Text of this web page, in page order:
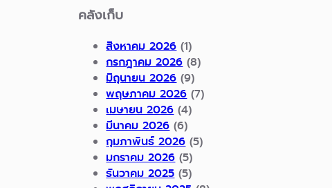
คลังเก็บ
สิงหาคม 2026 (1)
กรกฎาคม 2026 (8)
มิถุนายน 2026 (9)
พฤษภาคม 2026 (7)
เมษายน 2026 (4)
มีนาคม 2026 (6)
กุมภาพันธ์ 2026 (5)
มกราคม 2026 (5)
ธันวาคม 2025 (5)